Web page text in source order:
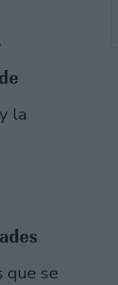
la
que se